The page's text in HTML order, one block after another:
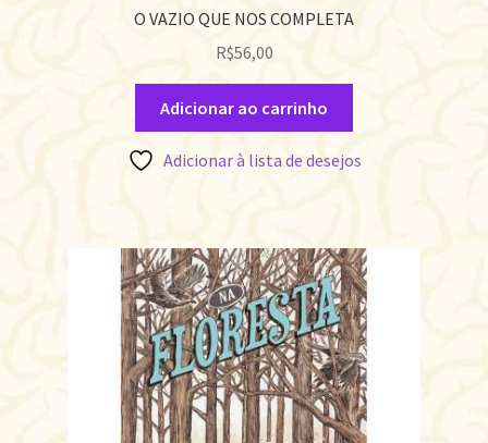
O VAZIO QUE NOS COMPLETA
R$56,00
Adicionar ao carrinho
Adicionar à lista de desejos